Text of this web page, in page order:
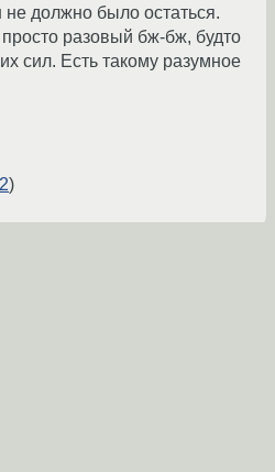
не должно было остаться.
разовый бж-бж, будто
сил. Есть такому разумное
2)